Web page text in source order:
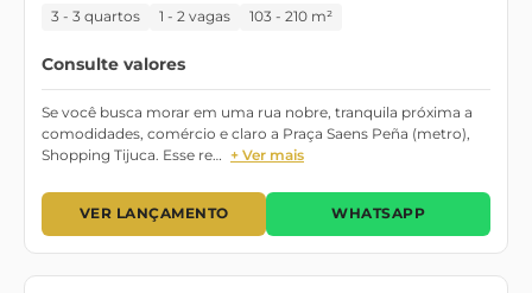
3 - 3 quartos 1 - 2 vagas 103 - 210 m²
Consulte valores
Se você busca morar em uma rua nobre, tranquila próxima a
comodidades, comércio e claro a Praça Saens Peña (metro),
Shopping Tijuca. Esse re… + Ver mais
VER LANÇAMENTO WHATSAPP